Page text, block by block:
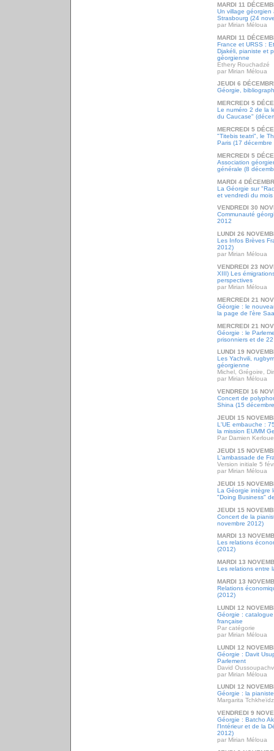
MARDI 11
Un village géorgien
Strasbourg (24
par Mirian Méloua
MARDI 11
France et URSS :
Djakéli, pianiste et
géorgienne
Ethery Rouchadzé
par Mirian Méloua
JEUDI 6
Géorgie,
MERCREDI 5
Le numéro 2 de la
du Caucase"
MERCREDI 5
"Titebis teatri", le
Paris (17 décembre
MERCREDI 5
Association
générale (8
MARDI 4
La Géorgie sur
et vendredi du
VENDREDI 30
Communauté
2012
LUNDI 26
Les Infos Brèves
2012)
par Mirian Méloua
VENDREDI 23
XIII) Les
perspectives
par Mirian Méloua
MERCREDI 21
Géorgie : le
la page de l'ère
MERCREDI 21
Géorgie : le
prisonniers et de
LUNDI 19
Les Yachvili,
géorgienne
Michel, Grégoire,
par Mirian Méloua
VENDREDI 16
Concert de
Shina (15
JEUDI 15
L'UE embauche :
la mission EUMM
Par Damien
JEUDI 15
L'ambassade de
Version initiale 5
par Mirian Méloua
JEUDI 15
La Géorgie intègre
"Doing Business"
JEUDI 15
Concert de la
novembre 2012)
MARDI 13
Les relations
(2012)
MARDI 13
Les relations entre
MARDI 13
Relations
(2012)
LUNDI 12
Géorgie :
française
Par catégorie
par Mirian Méloua
LUNDI 12
Géorgie : Davit
Parlement
David
par Mirian Méloua
LUNDI 12
Géorgie : la
Margarita
VENDREDI 9
Géorgie : Batcho
l'Intérieur et de la
2012)
par Mirian Méloua